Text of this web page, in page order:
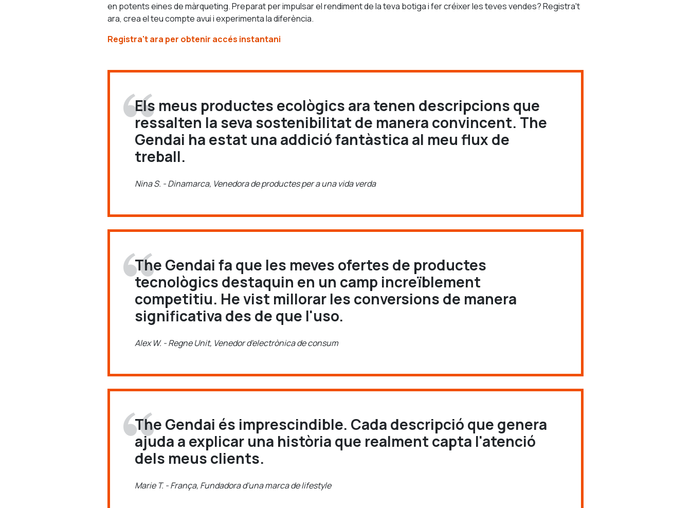
en potents eines de màrqueting. Preparat per impulsar el rendiment de la teva botiga i fer créixer les teves vendes? Registra't
ara, crea el teu compte avui i experimenta la diferència.
Registra't ara per obtenir accés instantani
Els meus productes ecològics ara tenen descripcions que
ressalten la seva sostenibilitat de manera convincent. The
Gendai ha estat una addició fantàstica al meu flux de
treball.
Nina S. - Dinamarca, Venedora de productes per a una vida verda
The Gendai fa que les meves ofertes de productes
tecnològics destaquin en un camp increïblement
competitiu. He vist millorar les conversions de manera
significativa des de que l'uso.
Alex W. - Regne Unit, Venedor d'electrònica de consum
The Gendai és imprescindible. Cada descripció que genera
ajuda a explicar una història que realment capta l'atenció
dels meus clients.
Marie T. - França, Fundadora d'una marca de lifestyle